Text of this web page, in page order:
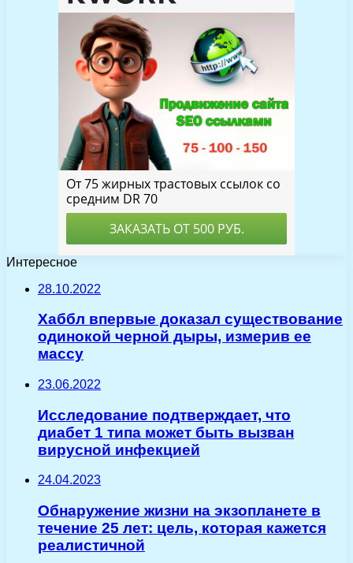
Интересное
28.10.2022
Хаббл впервые доказал существование
одинокой черной дыры, измерив ее
массу
23.06.2022
Исследование подтверждает, что
диабет 1 типа может быть вызван
вирусной инфекцией
24.04.2023
Обнаружение жизни на экзопланете в
течение 25 лет: цель, которая кажется
реалистичной